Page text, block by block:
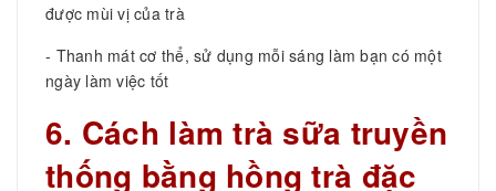
được mùi vị của trà
- Thanh mát cơ thể, sử dụng mỗi sáng làm bạn có một
ngày làm việc tốt
6. Cách làm trà sữa truyền
thống bằng hồng trà đặc